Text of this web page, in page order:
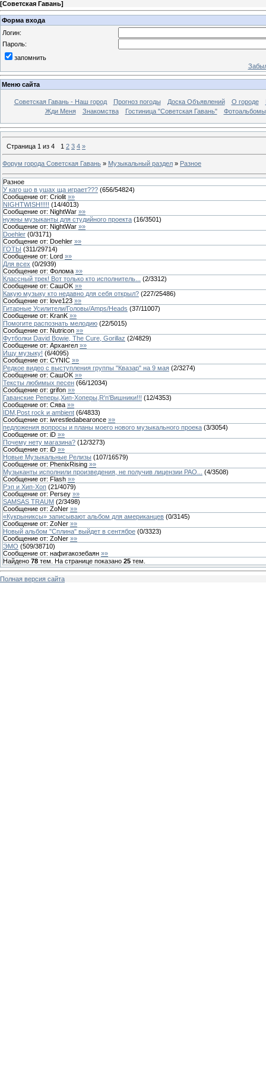
[Советская Гавань]
Форма входа
Логин:
Пароль:
запомнить
Меню сайта
Советская Гавань - Наш город Прогноз погоды Доска Объявлений О городе
Жди Меня
Знакомства Гостиница "Советская Гавань" Фотоальбомы
Страница 1 из 4 1 2 3 4 »
Форум города Советская Гавань » Музыкальный раздел » Разное
Разное
У каго шо в ушах ща играет??? (656/54824)
Сообщение от: Criolit »»
NIGHTWISH!!!!! (14/4013)
Сообщение от: NightWar »»
нужны музыканты для студийного проекта (16/3501)
Сообщение от: NightWar »»
Doehler (0/3171)
Сообщение от: Doehler »»
ГОТЫ (311/29714)
Сообщение от: Lord »»
Для всех (0/2939)
Сообщение от: Фолома »»
Классный трек! Вот только кто исполнитель...
(2/3312)
Сообщение от: СашOK »»
Какую музыку кто недавно для себя открыл? (227/25486)
Сообщение от: love123 »»
Гитарные Усилители/Головы/Amps/Heads (37/11007)
Сообщение от: KranK »»
Помогите распознать мелодию (22/5015)
Сообщение от: Nutricon »»
Футболки David Bowie, The Cure, Gorillaz (2/4829)
Сообщение от: Архангел »»
Ищу музыку! (6/4095)
Сообщение от: CYNIC »»
Редкое видео с выступления группы "Квазар" на 9 мая (2/3274)
Сообщение от: СашOK »»
Тексты любимых песен (66/12034)
Сообщение от: grifon »»
Гаванские Реперы,Хип-Хоперы,R'n'Bишники!!! (12/4353)
Сообщение от: Сява »»
IDM,Post rock и ambient (6/4833)
Сообщение от: iwrestledabearonce »»
педложения вопросы и планы моего нового музыкального проека (3/3054)
Сообщение от: iD »»
Почему нету магазина? (12/3273)
Сообщение от: iD »»
Новые Музыкальные Релизы (107/16579)
Сообщение от: PhenixRising »»
Музыканты исполнили произведения, не получив лицензии РАО...
(4/3508)
Сообщение от: Flash »»
Рэп и Хип-Хоп (21/4079)
Сообщение от: Persey »»
SAMSAS TRAUM (2/3498)
Сообщение от: ZoNer »»
«Кукрыниксы» записывают альбом для американцев (0/3145)
Сообщение от: ZoNer »»
Новый альбом "Сплина" выйдет в сентябре (0/3323)
Сообщение от: ZoNer »»
ЭМО (509/38710)
Сообщение от: нафигакозебаян »»
Найдено 78 тем. На странице показано 25 тем.
Полная версия сайта